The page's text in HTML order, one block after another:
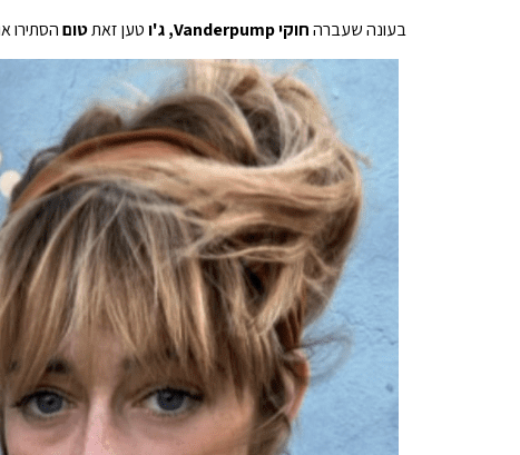
בעונה שעברהחוקי Vanderpump, ג'ו טען זאתטוםהסתירו